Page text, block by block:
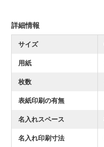
詳細情報
サイズ
用紙
枚数
表紙印刷の有無
名入れスペース
名入れ印刷寸法